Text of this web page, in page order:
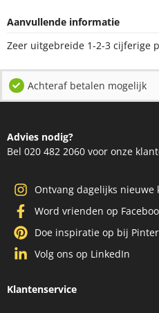
Aanvullende informatie
Zeer uitgebreide 1-2-3 cijferige
Achteraf betalen mogelijk
Advies nodig?
Bel 020 482 2060 voor onze
Ontvang dagelijks nieuwe
Word vrienden op
Doe inspiratie op bij
Volg ons op LinkedIn
Klantenservice